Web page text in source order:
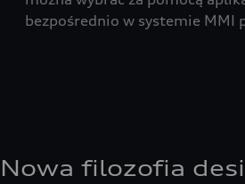
bezpośrednio w systemie MMI
Nowa filozofia